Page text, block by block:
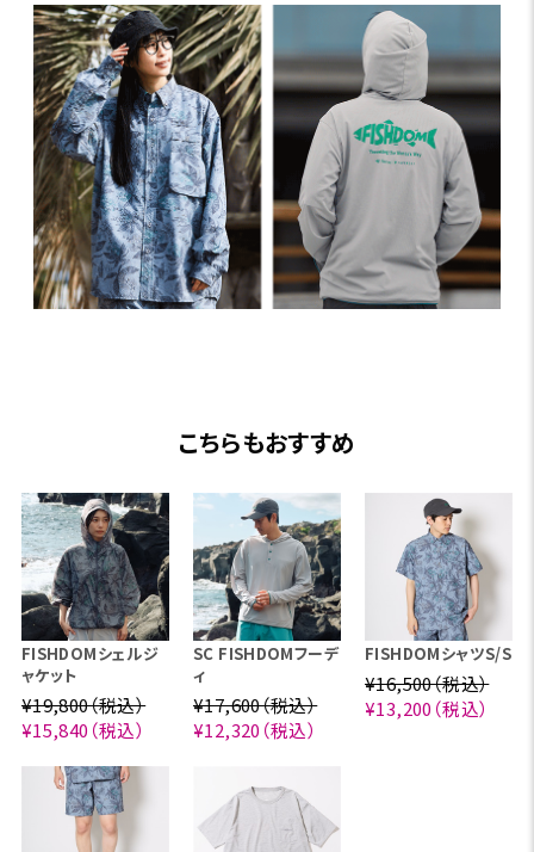
こちらもおすすめ
FISHDOMシェルジ
ャケット
¥19,800（税込）
¥15,840（税込）
SC FISHDOMフーデ
ィ
¥17,600（税込）
¥12,320（税込）
FISHDOMシャツS/S
¥16,500（税込）
¥13,200（税込）